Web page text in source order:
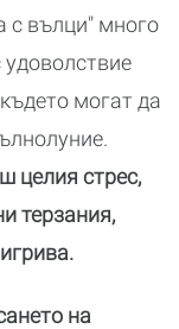
с вълци" много
удоволствие
могат да
целия стрес,
терзания,
на